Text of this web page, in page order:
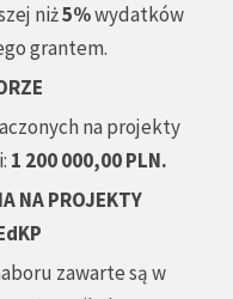
niż5%wydatków
grantem.
na projekty
1 200 000,00 PLN.
NA PROJEKTY
zawarte są w